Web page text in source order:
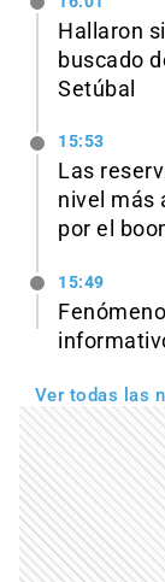
Hallaron
buscado
Setúbal
15:53
Las
nivel más
por el
15:49
Ver todas las